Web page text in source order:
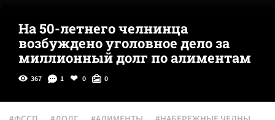
На 50-летнего челнинца
возбуждено уголовное дело за
миллионный долг по алиментам
367 1 0 0